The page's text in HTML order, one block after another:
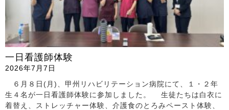
一日看護師体験
2026年7月7日
６月８日(月)、甲州リハビリテーション病院にて、１・２年
生４名が一日看護師体験に参加しました。 生徒たちは白衣に
着替え、ストレッチャー体験、介護食のとろみペースト体験、